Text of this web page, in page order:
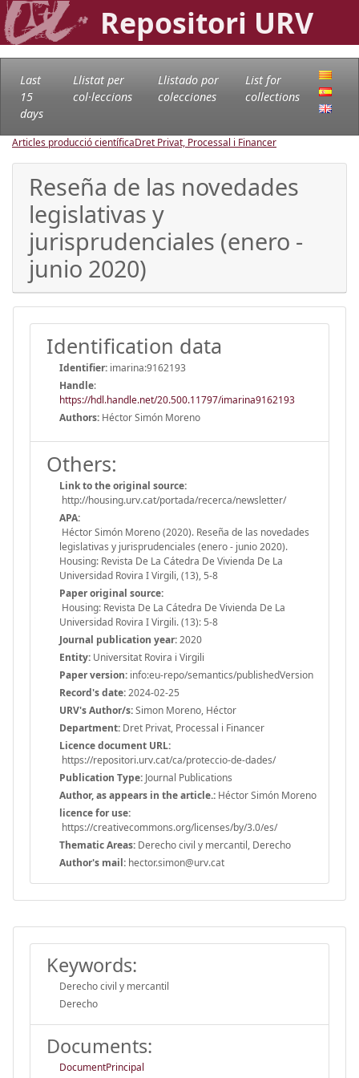
Repositori URV
Last
15
days
Llistat per
col·leccions
Llistado por
colecciones
List for
collections
Articles producció científicaDret Privat, Processal i Financer
Reseña de las novedades
legislativas y
jurisprudenciales (enero -
junio 2020)
Identification data
Identifier: imarina:9162193
Handle:
https://hdl.handle.net/20.500.11797/imarina9162193
Authors: Héctor Simón Moreno
Others:
Link to the original source:
http://housing.urv.cat/portada/recerca/newsletter/
APA:
Héctor Simón Moreno (2020). Reseña de las novedades
legislativas y jurisprudenciales (enero - junio 2020).
Housing: Revista De La Cátedra De Vivienda De La
Universidad Rovira I Virgili, (13), 5-8
Paper original source:
Housing: Revista De La Cátedra De Vivienda De La
Universidad Rovira I Virgili. (13): 5-8
Journal publication year:2020
Entity: Universitat Rovira i Virgili
Paper version: info:eu-repo/semantics/publishedVersion
Record's date:2024-02-25
URV's Author/s:Simon Moreno, Héctor
Department: Dret Privat, Processal i Financer
Licence document URL:
https://repositori.urv.cat/ca/proteccio-de-dades/
Publication Type: Journal Publications
Author, as appears in the article.: Héctor Simón Moreno
licence for use:
https://creativecommons.org/licenses/by/3.0/es/
Thematic Areas: Derecho civil y mercantil, Derecho
Author's mail: hector.simon@urv.cat
Keywords:
Derecho civil y mercantil
Derecho
Documents:
DocumentPrincipal